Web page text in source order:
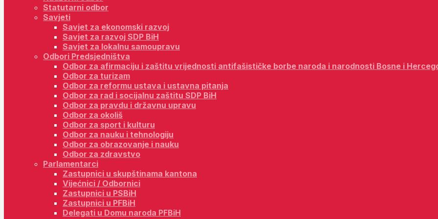
Statutarni odbor
Savjeti
Savjet za ekonomski razvoj
Savjet za razvoj SDP BiH
Savjet za lokalnu samoupravu
Odbori Predsjedništva
Odbor za afirmaciju i zaštitu vrijednosti antifašističke borbe naroda i narodnosti Bosne i
Odbor za turizam
Odbor za reformu ustava i ustavna pitanja
Odbor za rad i socijalnu zaštitu SDP BiH
Odbor za pravdu i državnu upravu
Odbor za okoliš
Odbor za sport i kulturu
Odbor za nauku i tehnologiju
Odbor za obrazovanje i nauku
Odbor za zdravstvo
Parlamentarci
Zastupnici u skupštinama kantona
Vijećnici / Odbornici
Zastupnici u PSBiH
Zastupnici u PFBiH
Delegati u Domu naroda PFBiH